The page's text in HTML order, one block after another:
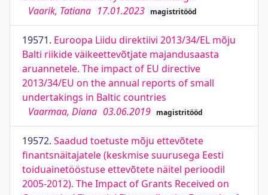
Vaarik, Tatiana 17.01.2023 magistritööd
19571. Euroopa Liidu direktiivi 2013/34/EL mõju
Balti riikide väikeettevõtjate majandusaasta
aruannetele. The impact of EU directive
2013/34/EU on the annual reports of small
undertakings in Baltic countries
Vaarmaa, Diana 03.06.2019 magistritööd
19572. Saadud toetuste mõju ettevõtete
finantsnäitajatele (keskmise suurusega Eesti
toiduainetööstuse ettevõtete näitel perioodil
2005-2012). The Impact of Grants Received on